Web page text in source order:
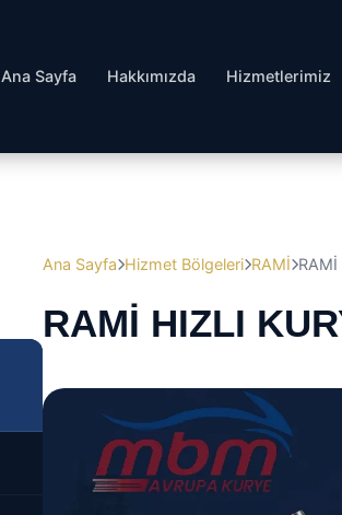
Ana Sayfa Hakkımızda Hizmetlerimiz
Ana Sayfa Hizmet Bölgeleri RAMİ RAMİ
RAMİ HIZLI